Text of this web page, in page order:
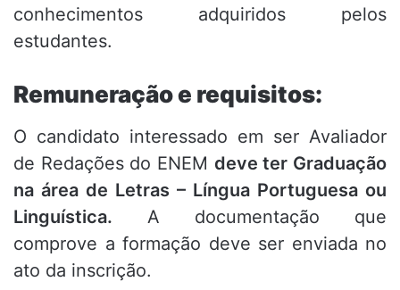
conhecimentos adquiridos pelos
estudantes.
Remuneração e requisitos:
O candidato interessado em ser Avaliador
de Redações do ENEM deve ter Graduação
na área de Letras – Língua Portuguesa ou
Linguística. A documentação que
comprove a formação deve ser enviada no
ato da inscrição.